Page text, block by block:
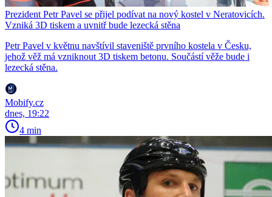
Prezident Petr Pavel se přijel podívat na nový kostel v Neratovicích.
Vzniká 3D tiskem a uvnitř bude lezecká stěna
Petr Pavel v květnu navštívil staveniště prvního kostela v Česku,
jehož věž má vzniknout 3D tiskem betonu. Součástí věže bude i
lezecká stěna.
Mobify.cz
dnes, 19:22
4 min